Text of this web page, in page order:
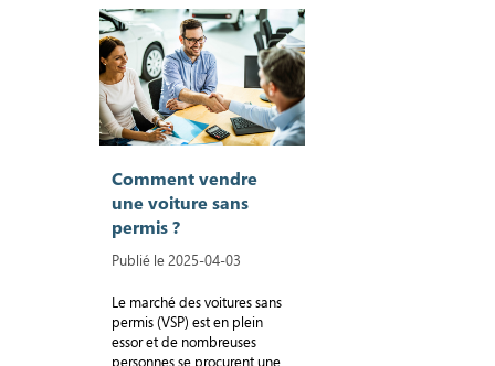
Comment vendre
une voiture sans
permis ?
Publié le 2025-04-03
Le marché des voitures sans
permis (VSP) est en plein
essor et de nombreuses
personnes se procurent une